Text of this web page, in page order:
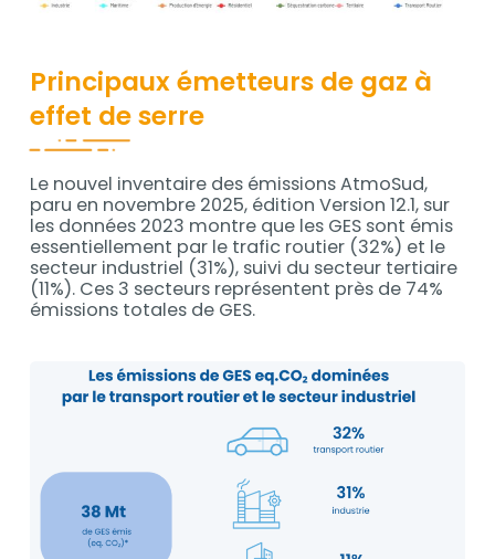
Principaux émetteurs de gaz à
effet de serre
Le nouvel inventaire des émissions AtmoSud,
paru en novembre 2025, édition Version 12.1, sur
les données 2023 montre que les GES sont émis
essentiellement par le trafic routier (32%) et le
secteur industriel (31%), suivi du secteur tertiaire
(11%). Ces 3 secteurs représentent près de 74%
émissions totales de GES.